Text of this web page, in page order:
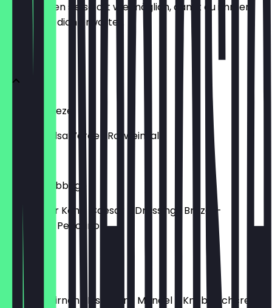
aktualisieren sie so oft wie möglich, damit du immer
weißt, was dich erwartet.
STARTERS
Bread & Brezel
Butter | Salsa Verde | Rotweinsalz
Caesar Cabbage
Gerösteter Kohl | Caesar - Dressing | Brezel -
Croutons | Pecorino
€ 17,00
Signature
Burrata | Birnen | Pistazien | Mandel - Knoblauchcreme